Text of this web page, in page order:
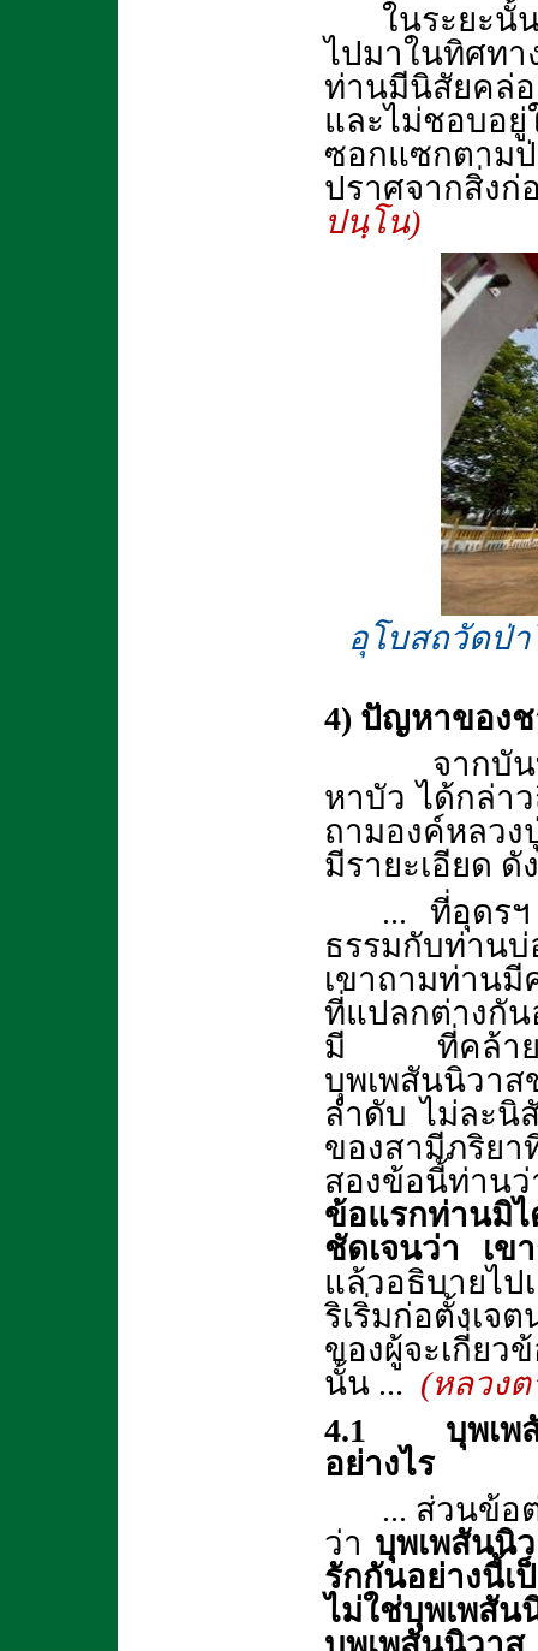
ในระยะนั้
ไปมาในทิศท
ท่านมีนิสัยคล่อ
และไม่ชอบอ
ซอกแซกตามป่
ปราศจากสิ่ง
ปนฺโน)
อุโบสถวัดป่า
4) ปัญหาของ
จากบั
หาบัว ได้กล่า
ถามองค์หลว
มีรายะเอียด ดั
... ที่อุดร
ธรรมกับท่าน
เขาถามท่าน
ที่แปลกต่างกั
มี ที่คล้ายค
บุพเพสันนิวาส
ลำดับ ไม่ละนิ
ของสามีภริย
สองข้อนี้ท่าน
ข้อแรกท่านมิไ
ชัดเจนว่า เข
แล้วอธิบายไ
ริเริ่มก่อตั้งเจ
ของผู้จะเกี่ย
นั้น ... (หลวง
4.1 บุพเพสัน
อย่างไร
... ส่วนข้อ
ว่า บุพเพสันนิ
รักกันอย่างนี้
ไม่ใช่บุพเพสั